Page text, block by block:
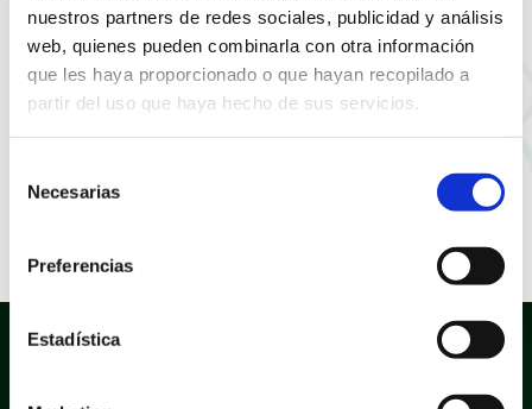
nuestros partners de redes sociales, publicidad y análisis
web, quienes pueden combinarla con otra información
que les haya proporcionado o que hayan recopilado a
partir del uso que haya hecho de sus servicios.
Necesarias
Preferencias
Estadística